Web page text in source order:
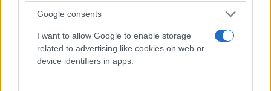
Google consents
I want to allow Google to enable storage
related to advertising like cookies on web or
device identifiers in apps.
του γένους του «αβύθιστου Κουρσκ».